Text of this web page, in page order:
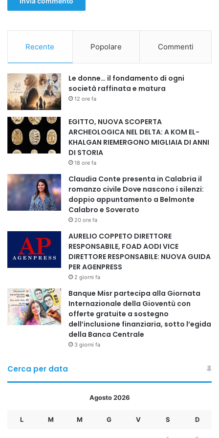
@RIPRODUZIONE RISERVATA.
#InterconnessioneElettrica, #MohamedShaker,
#SicurezzaEnergetica, #IntegrazioneRegionale,
#TransizioneEnergetica, #MedioOriente
Copy URL
Recente Popolare Commenti
Le donne… il fondamento di ogni
società raffinata e matura
12 ore fa
EGITTO, NUOVA SCOPERTA
ARCHEOLOGICA NEL DELTA: A KOM EL-
KHALGAN RIEMERGONO MIGLIAIA DI ANNI
DI STORIA
18 ore fa
Claudia Conte presenta in Calabria il
romanzo civile Dove nascono i silenzi:
doppio appuntamento a Belmonte
Calabro e Soverato
20 ore fa
AURELIO COPPETO DIRETTORE
RESPONSABILE, FOAD AODI VICE
DIRETTORE RESPONSABILE: NUOVA GUIDA
PER AGENPRESS
2 giorni fa
Banque Misr partecipa alla Giornata
Internazionale della Gioventù con
offerte gratuite a sostegno
dell’inclusione finanziaria, sotto l’egida
della Banca Centrale
3 giorni fa
Cerca per data
Agosto 2026
L M M G V S D